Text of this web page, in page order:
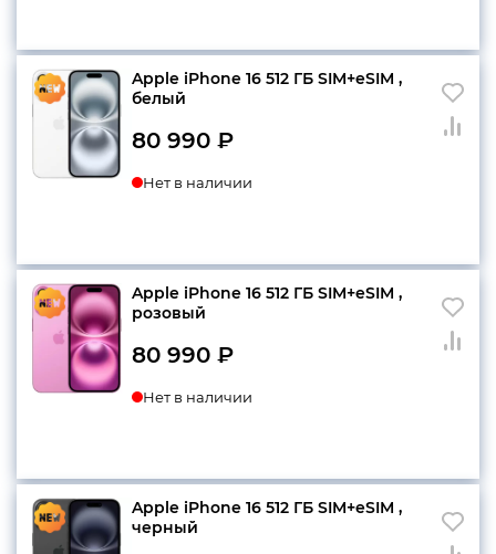
Apple iPhone 16 512 ГБ SIM+eSIM ,
белый
80 990 ₽
Нет в наличии
Apple iPhone 16 512 ГБ SIM+eSIM ,
розовый
80 990 ₽
Нет в наличии
Apple iPhone 16 512 ГБ SIM+eSIM ,
черный
конфиденциальности
+7 812 318-40-14